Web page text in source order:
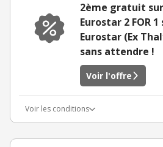
2ème gratuit
Eurostar 2 FOR
Eurostar (Ex
sans attendre !
Voir l'offre
Voir les conditions